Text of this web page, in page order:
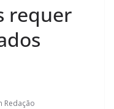
requer
Redação